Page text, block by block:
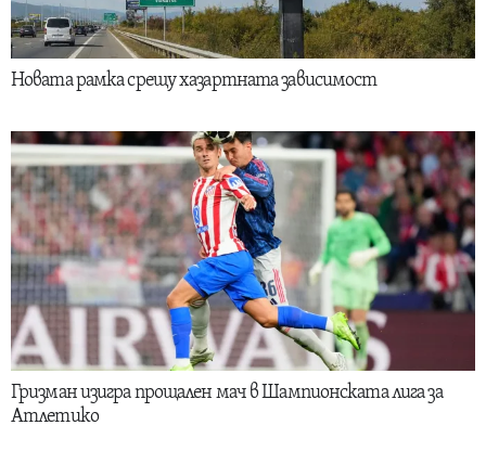
Новата рамка срещу хазартната зависимост
Гризман изигра прощален мач в Шампионската лига за
Атлетико